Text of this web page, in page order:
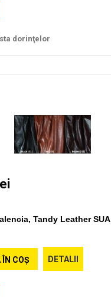
dorinţelor
Tandy Leather SUA
ÎN COŞ DETALII